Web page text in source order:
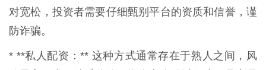
对宽松，投资者需要仔细甄别平台的资质和信誉，谨
防诈骗。
* **私人配资：** 这种方式通常存在于熟人之间，风